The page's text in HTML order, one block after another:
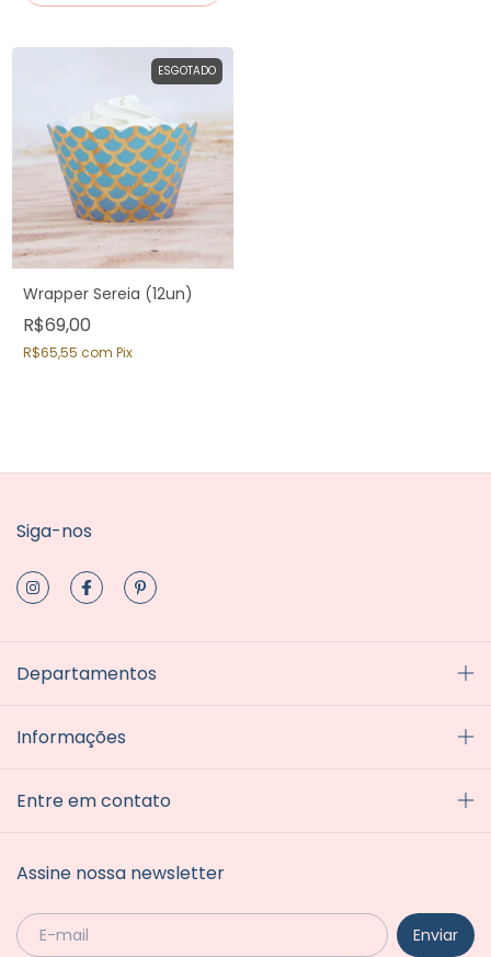
ESGOTADO
Wrapper Sereia (12un)
R$69,00
R$65,55 com Pix
Siga-nos
Departamentos
Informações
Entre em contato
Assine nossa newsletter